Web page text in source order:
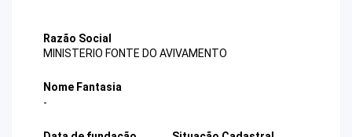
Razão Social
MINISTERIO FONTE DO AVIVAMENTO
Nome Fantasia
-